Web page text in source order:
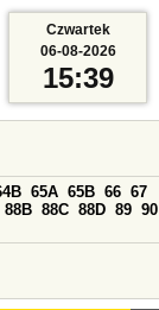
65A 65B 66 67
88B 88C 88D 89 90
Czwartek
06-08-2026
15:39